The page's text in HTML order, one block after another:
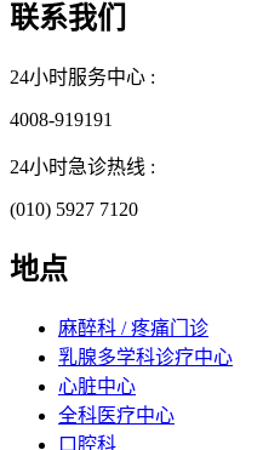
联系我们
24小时服务中心 :
4008-919191
24小时急诊热线 :
(010) 5927 7120
地点
麻醉科 / 疼痛门诊
乳腺多学科诊疗中心
心脏中心
全科医疗中心
口腔科